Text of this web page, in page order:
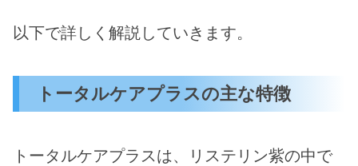
以下で詳しく解説していきます。
トータルケアプラスの主な特徴
トータルケアプラスは、リステリン紫の中で